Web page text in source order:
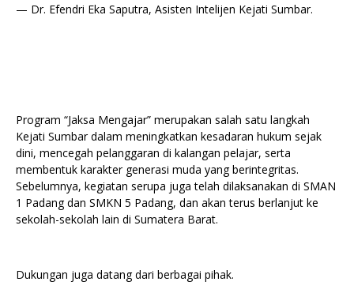
— Dr. Efendri Eka Saputra, Asisten Intelijen Kejati Sumbar.
Program “Jaksa Mengajar” merupakan salah satu langkah
Kejati Sumbar dalam meningkatkan kesadaran hukum sejak
dini, mencegah pelanggaran di kalangan pelajar, serta
membentuk karakter generasi muda yang berintegritas.
Sebelumnya, kegiatan serupa juga telah dilaksanakan di SMAN
1 Padang dan SMKN 5 Padang, dan akan terus berlanjut ke
sekolah-sekolah lain di Sumatera Barat.
Dukungan juga datang dari berbagai pihak.